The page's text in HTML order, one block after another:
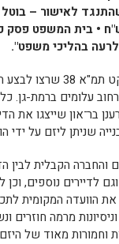
לאישור –
הרע על סך 2.5 מיליון ש"ח
בהליכי משפט".
תחילתה של הפרשה
עלומים ברמת-
בר־און שייצגו את
שניתן ליזם על ידי
והחברה הקבלית לבין
לדיירים נוספים,
הוועדה המקומית
מרמה
וחמורות מאוד של